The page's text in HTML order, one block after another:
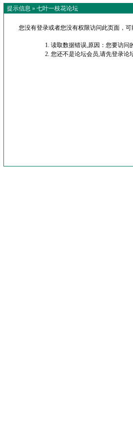
提示信息 » 七叶一枝花论坛
您没有登录或者您没有权限访问此页面，
读取数据错误,原因：您要访问
您还不是论坛会员,请先登录论